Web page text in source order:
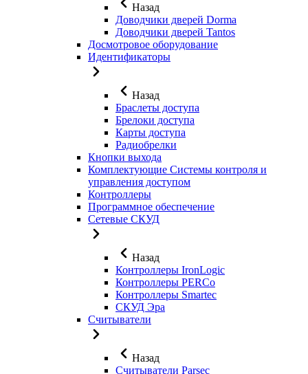
Назад
Доводчики дверей Dorma
Доводчики дверей Tantos
Досмотровое оборудование
Идентификаторы
Назад
Браслеты доступа
Брелоки доступа
Карты доступа
Радиобрелки
Кнопки выхода
Комплектующие Системы контроля и
управления доступом
Контроллеры
Программное обеспечение
Сетевые СКУД
Назад
Контроллеры IronLogic
Контроллеры PERCo
Контроллеры Smartec
СКУД Эра
Считыватели
Назад
Считыватели Parsec